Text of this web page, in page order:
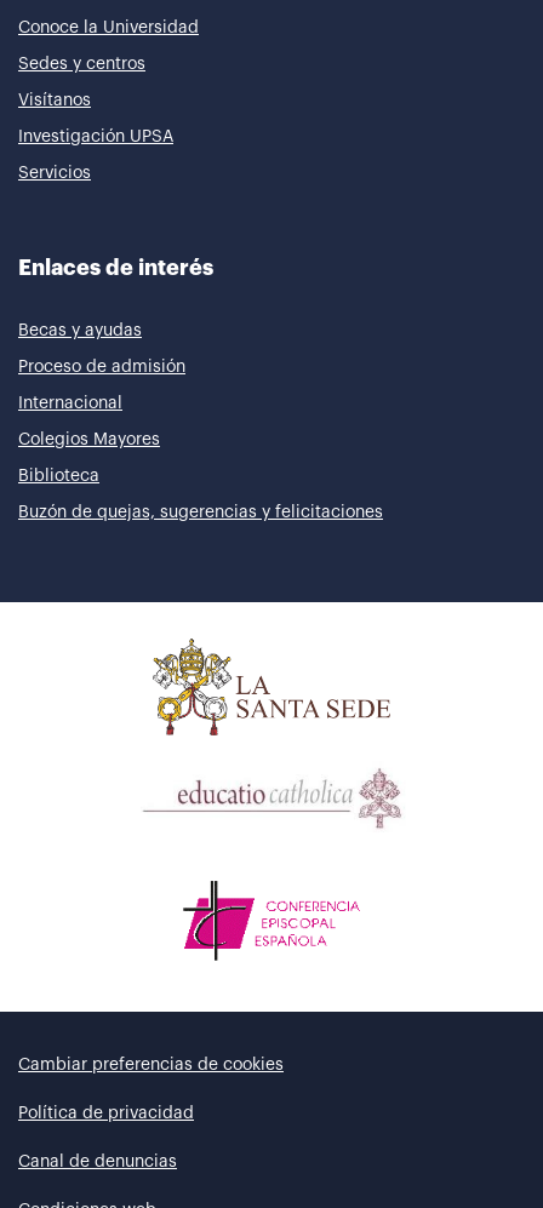
Conoce la Universidad
Sedes y centros
Visítanos
Investigación UPSA
Servicios
Enlaces de interés
Becas y ayudas
Proceso de admisión
Internacional
Colegios Mayores
Biblioteca
Buzón de quejas, sugerencias y felicitaciones
Cambiar preferencias de cookies
Política de privacidad
Canal de denuncias